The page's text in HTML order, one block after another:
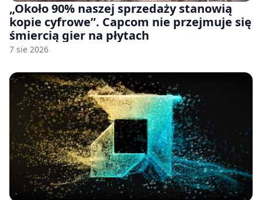
„Około 90% naszej sprzedaży stanowią
kopie cyfrowe”. Capcom nie przejmuje się
śmiercią gier na płytach
7 sie 2026